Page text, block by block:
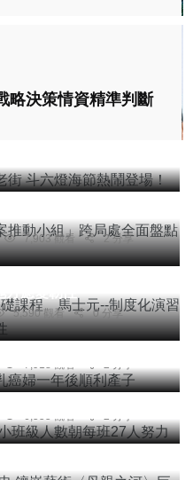
略決策情資精準判斷
老街 斗六燈海節熱鬧登
案推動小組」跨局處全
7,903 觀看 2 分享
礎課程 馬士元--制度
5,590 觀看 0 分享
癌婦一年後順利產子
7,918 觀看 2 分享
小班級人數朝每班27人
6,555 觀看 2 分享
忠 鑲嵌藝術〈母親之